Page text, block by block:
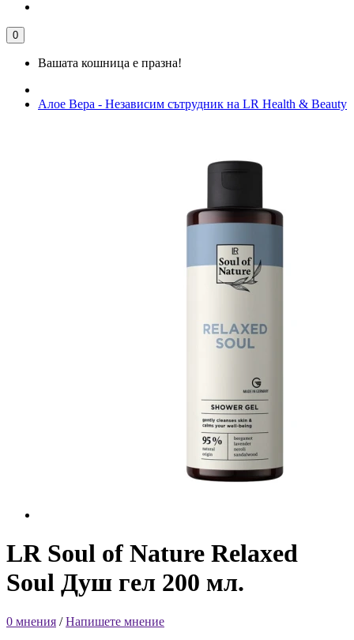
0
Вашата кошница е празна!
Алое Вера - Независим сътрудник на LR Health & Beauty
LR Soul of Nature Relaxed
Soul Душ гел 200 мл.
0 мнения /Напишете мнение